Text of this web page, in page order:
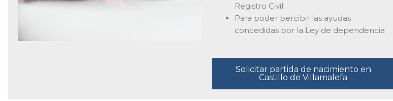
Registro Civil
Para poder percibir las ayudas
concedidas por la Ley de dependencia
Solicitar partida de nacimiento en
Castillo de Villamalefa